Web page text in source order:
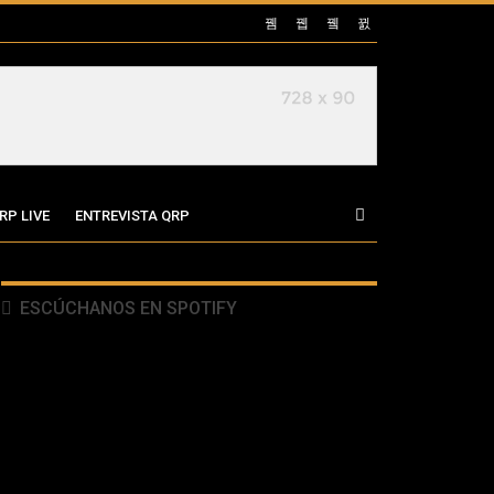
LIVE ENTREVISTA QRP
ESCÚCHANOS EN SPOTIFY